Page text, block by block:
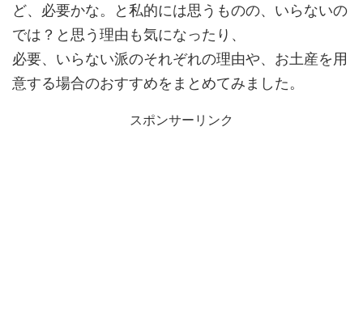
ど、必要かな。と私的には思うものの、いらないの
では？と思う理由も気になったり、
必要、いらない派のそれぞれの理由や、お土産を用
意する場合のおすすめをまとめてみました。
スポンサーリンク